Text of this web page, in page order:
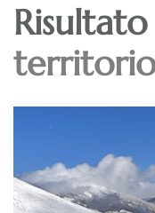
territorio